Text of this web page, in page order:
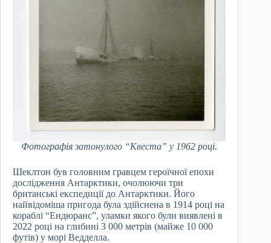
Фотографія затонулого “Квеста” у 1962 році.
Шеклтон був головним гравцем героїчної епохи
дослідження Антарктики, очолюючи три
британські експедиції до Антарктики. Його
найвідоміша пригода була здійснена в 1914 році на
кораблі “Ендюранс”, уламки якого були виявлені в
2022 році на глибині 3 000 метрів (майже 10 000
футів) у морі Ведделла.